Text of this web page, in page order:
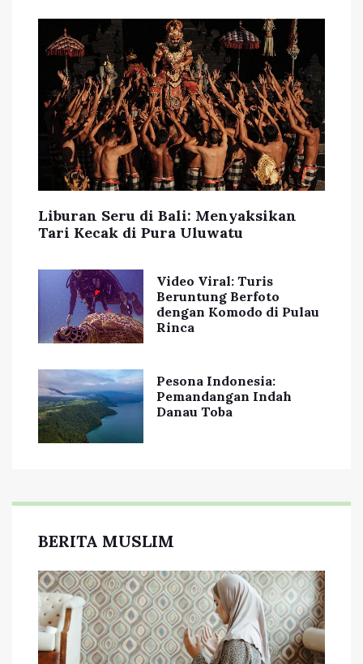
Liburan Seru di Bali: Menyaksikan
Tari Kecak di Pura Uluwatu
Video Viral: Turis
Beruntung Berfoto
dengan Komodo di Pulau
Rinca
Pesona Indonesia:
Pemandangan Indah
Danau Toba
BERITA MUSLIM